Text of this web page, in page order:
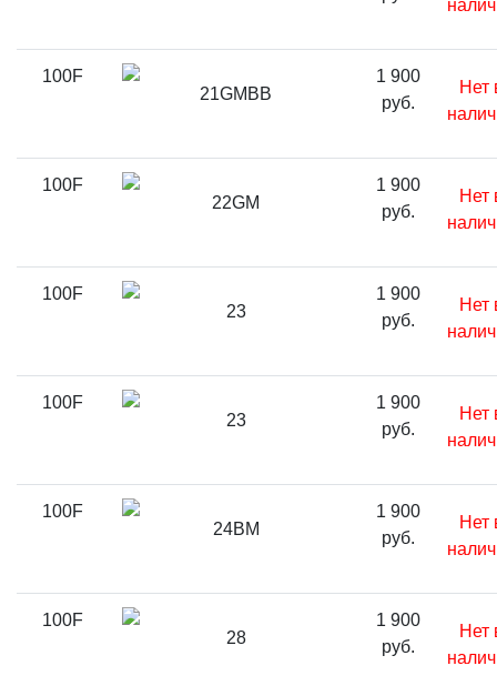
100F
21GMBB
1 900
руб.
Нет
100F
22GM
1 900
руб.
Нет
100F
23
1 900
руб.
Нет
100F
23
1 900
руб.
Нет
100F
24BM
1 900
руб.
Нет
100F
28
1 900
руб.
Нет